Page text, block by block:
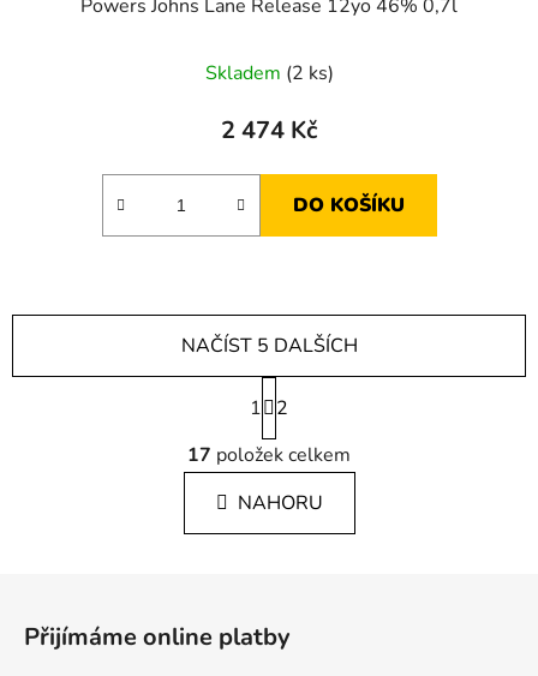
Powers Johns Lane Release 12yo 46% 0,7l
Skladem (2 ks)
2 474 Kč
DO KOŠÍKU
O
v
l
á
d
í
p
NAČÍST 5 DALŠÍCH
S
t
r
á
n
k
1
2
17 položek celkem
NAHORU
Přijímáme online platby